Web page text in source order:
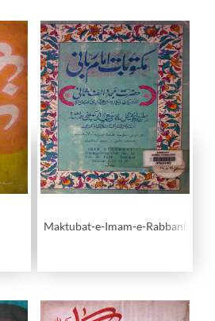
Maktubat-e-Imam-e-Rabbani